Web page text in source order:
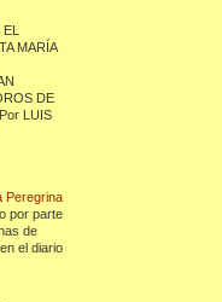
MARÍA
DE
LUIS
Peregrina
por parte
de
el diario